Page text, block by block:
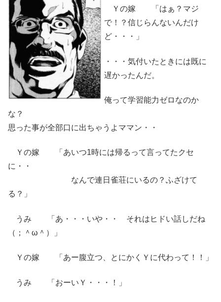
Ｙの嫁 「はぁ？マジ
で！？信じらんないんだけ
ど・・・」
・・・気付いたときには既に
遅かったんだ。
俺って学習能力ゼロなのか
な？
思った事が全部口に出ちゃうよママン・・
Ｙの嫁 「あいつ1時には帰るって言ってたクセ
に・・
なんで連日雀荘にいるの？ふざけて
る？」
うみ 「あ・・・いや・・ それはヒドい話しだね
（；＾ω＾）」
Ｙの嫁 「あー腹立つ、とにかくＹに代わって！！」
うみ 「おーいＹ・・・！」